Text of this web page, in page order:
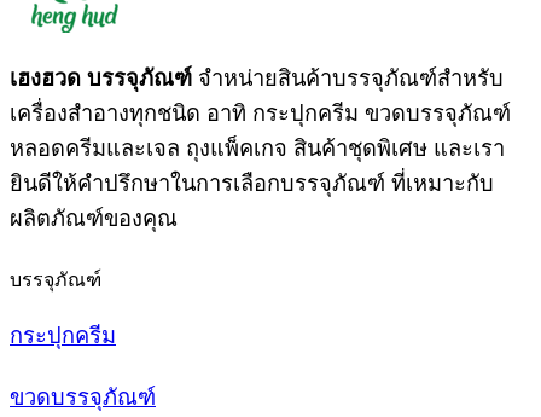
เฮงฮวด บรรจุภัณฑ์ จำหน่ายสินค้าบรรจุภัณฑ์สำหรับ
เครื่องสำอางทุกชนิด อาทิ กระปุกครีม ขวดบรรจุภัณฑ์
หลอดครีมและเจล ถุงแพ็คเกจ สินค้าชุดพิเศษ และเรา
ยินดีให้คำปรึกษาในการเลือกบรรจุภัณฑ์ ที่เหมาะกับ
ผลิตภัณฑ์ของคุณ
บรรจุภัณฑ์
กระปุกครีม
ขวดบรรจุภัณฑ์